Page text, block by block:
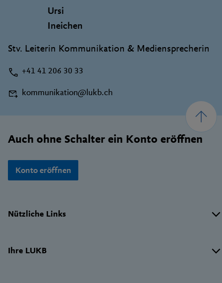
Ursi
Ineichen
Stv. Leiterin Kommunikation & Mediensprecherin
+41 41 206 30 33
kommunikation@lukb.ch
Auch ohne Schalter ein Konto eröffnen
Konto eröffnen
Nützliche Links
Ihre LUKB